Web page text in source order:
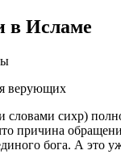
в Исламе
верующих
словами сихр)
причина
бога. А это